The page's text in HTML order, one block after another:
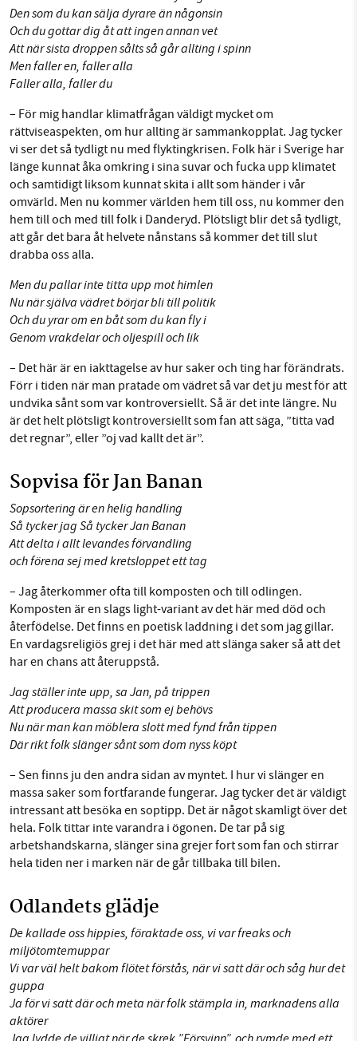
Den som du kan sälja dyrare än någonsin
Och du gottar dig åt att ingen annan vet
Att när sista droppen sålts så går allting i spinn
Men faller en, faller alla
Faller alla, faller du
– För mig handlar klimatfrågan väldigt mycket om
rättviseaspekten, om hur allting är sammankopplat. Jag tycker
vi ser det så tydligt nu med flyktingkrisen. Folk här i Sverige har
länge kunnat åka omkring i sina suvar och fucka upp klimatet
och samtidigt liksom kunnat skita i allt som händer i vår
omvärld. Men nu kommer världen hem till oss, nu kommer den
hem till och med till folk i Danderyd. Plötsligt blir det så tydligt,
att går det bara åt helvete nånstans så kommer det till slut
drabba oss alla.
Men du pallar inte titta upp mot himlen
Nu när själva vädret börjar bli till politik
Och du yrar om en båt som du kan fly i
Genom vrakdelar och oljespill och lik
– Det här är en iakttagelse av hur saker och ting har förändrats.
Förr i tiden när man pratade om vädret så var det ju mest för att
undvika sånt som var kontroversiellt. Så är det inte längre. Nu
är det helt plötsligt kontroversiellt som fan att säga, ”titta vad
det regnar”, eller ”oj vad kallt det är”.
Sopvisa för Jan Banan
Sopsortering är en helig handling
Så tycker jag Så tycker Jan Banan
Att delta i allt levandes förvandling
och förena sej med kretsloppet ett tag
– Jag återkommer ofta till komposten och till odlingen.
Komposten är en slags light-variant av det här med död och
återfödelse. Det finns en poetisk laddning i det som jag gillar.
En vardagsreligiös grej i det här med att slänga saker så att det
har en chans att återuppstå.
Jag ställer inte upp, sa Jan, på trippen
Att producera massa skit som ej behövs
Nu när man kan möblera slott med fynd från tippen
Där rikt folk slänger sånt som dom nyss köpt
– Sen finns ju den andra sidan av myntet. I hur vi slänger en
massa saker som fortfarande fungerar. Jag tycker det är väldigt
intressant att besöka en soptipp. Det är något skamligt över det
hela. Folk tittar inte varandra i ögonen. De tar på sig
arbetshandskarna, slänger sina grejer fort som fan och stirrar
hela tiden ner i marken när de går tillbaka till bilen.
Odlandets glädje
De kallade oss hippies, föraktade oss, vi var freaks och
miljötomtemuppar
Vi var väl helt bakom flötet förstås, när vi satt där och såg hur det
guppa
Ja för vi satt där och meta när folk stämpla in, marknadens alla
aktörer